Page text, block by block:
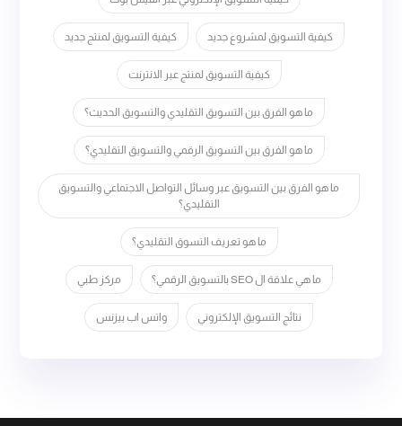
كيفية التسويق لمشروع جديد كيفية التسويق لمنتج جديد
كيفية التسويق لمنتج عبر الانترنت
ما هو الفرق بين التسويق التقليدي والتسويق الحديث؟
ما هو الفرق بين التسويق الرقمي والتسويق التقليدي؟
ما هو الفرق بين التسويق عبر وسائل التواصل الاجتماعي والتسويق
التقليدي؟
ما هو تعريف التسوق التقليدي؟
ما هي علاقة ال SEO بالتسويق الرقمي؟ مركز طبي
نتائج التسويق الإلكتروني واتس اب بيزنس